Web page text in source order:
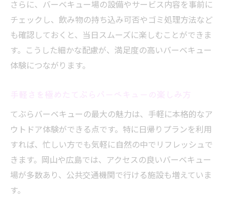
さらに、バーベキュー場の設備やサービス内容を事前に
チェックし、飲み物の持ち込み可否やゴミ処理方法など
も確認しておくと、当日スムーズに楽しむことができま
す。こうした細かな配慮が、満足度の高いバーベキュー
体験につながります。
てぶらバーベキューの最大の魅力は、手軽に本格的なア
ウトドア体験ができる点です。特に日帰りプランを利用
すれば、忙しい方でも気軽に自然の中でリフレッシュで
きます。岡山や広島では、アクセスの良いバーベキュー
場が多数あり、公共交通機関で行ける施設も増えていま
す。